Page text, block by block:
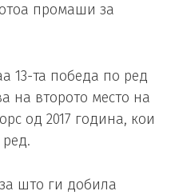
промаши за
13-та победа по ред
на второто место на
од 2017 година, кои
што ги добила